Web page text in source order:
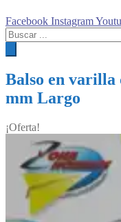
Facebook Instagram
Búsqueda
de
productos
Balso en varilla
mm Largo
¡Oferta!